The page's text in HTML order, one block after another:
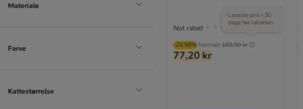
Materiale
Farve
Kattestørrelse
-24.98% Normalt102,90 kr
Laveste pris i 30
dage før rabatten
77,20 kr
Not rated